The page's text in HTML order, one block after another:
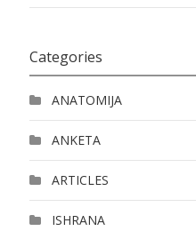
Categories
ANATOMIJA
ANKETA
ARTICLES
ISHRANA